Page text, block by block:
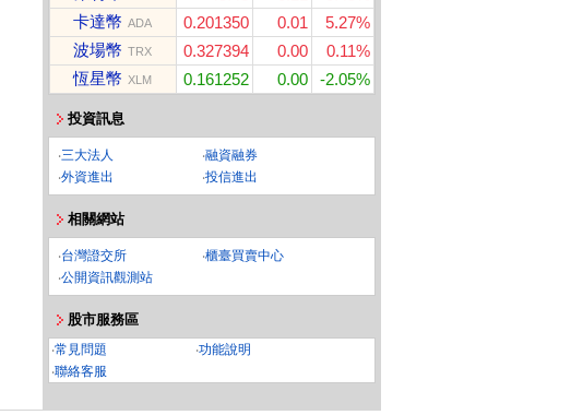
卡達幣 ADA 0.201350 0.01
5.27%
波場幣 TRX 0.327394 0.00
0.11%
恆星幣 XLM 0.161252 0.00 -2.05%
投資訊息
‧三大法人 ‧融資融券
‧外資進出 ‧投信進出
相關網站
‧台灣證交所 ‧櫃臺買賣中心
‧公開資訊觀測站
股市服務區
‧常見問題 ‧功能說明
‧聯絡客服